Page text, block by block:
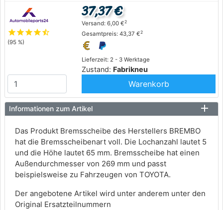
starstarstarstarstar_half
(95 %)
Lieferzeit: 2 - 3 Werktage
Zustand: Fabrikneu
37,37 €
Versand: 6,00 €2
Gesamtpreis: 43,37 €2
Warenkorb
Informationen zum Artikel
Das Produkt Bremsscheibe des Herstellers BREMBO
hat die Bremsscheibenart voll. Die Lochanzahl lautet 5
und die Höhe lautet 65 mm. Bremsscheibe hat einen
Außendurchmesser von 269 mm und passt
beispielsweise zu Fahrzeugen von TOYOTA.
Der angebotene Artikel wird unter anderem unter den
Original Ersatzteilnummern